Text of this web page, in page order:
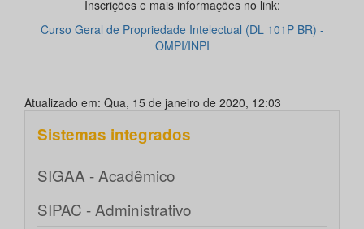
Inscrições e mais informações no link:
Curso Geral de Propriedade Intelectual (DL 101P BR) -
OMPI/INPI
Atualizado em: Qua, 15 de janeiro de 2020, 12:03
Sistemas integrados
SIGAA - Acadêmico
SIPAC - Administrativo